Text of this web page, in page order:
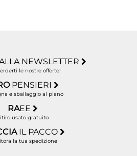
NEWSLETTER
le nostre offerte!
PENSIERI
e sballaggio al piano
RAEE
usato gratuito
IL PACCO
la tua spedizione